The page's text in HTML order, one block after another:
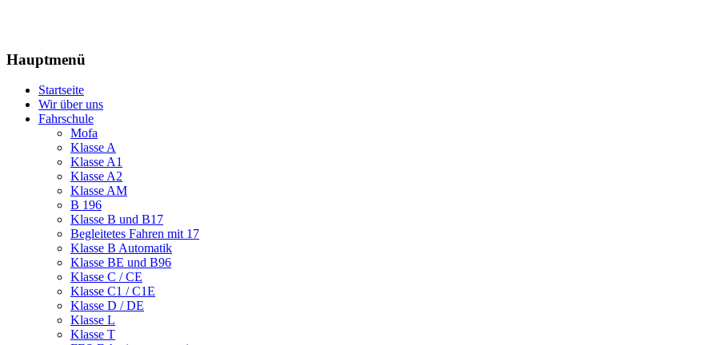
Hauptmenü
Startseite
Wir über uns
Fahrschule
Mofa
Klasse A
Klasse A1
Klasse A2
Klasse AM
B 196
Klasse B und B17
Begleitetes Fahren mit 17
Klasse B Automatik
Klasse BE und B96
Klasse C / CE
Klasse C1 / C1E
Klasse D / DE
Klasse L
Klasse T